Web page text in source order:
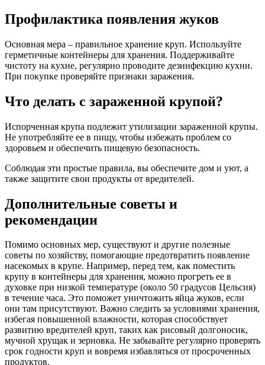
Профилактика появления жуков
Основная мера – правильное хранение круп. Используйте
герметичные контейнеры для хранения. Поддерживайте
чистоту на кухне, регулярно проводите дезинфекцию кухни.
При покупке проверяйте признаки заражения.
Что делать с зараженной крупой?
Испорченная крупа подлежит утилизации зараженной крупы.
Не употребляйте ее в пищу, чтобы избежать проблем со
здоровьем и обеспечить пищевую безопасность.
Соблюдая эти простые правила, вы обеспечите дом и уют, а
также защитите свои продукты от вредителей.
Дополнительные советы и
рекомендации
Помимо основных мер, существуют и другие полезные
советы по хозяйству, помогающие предотвратить появление
насекомых в крупе. Например, перед тем, как поместить
крупу в контейнеры для хранения, можно прогреть ее в
духовке при низкой температуре (около 50 градусов Цельсия)
в течение часа. Это поможет уничтожить яйца жуков, если
они там присутствуют. Важно следить за условиями хранения,
избегая повышенной влажности, которая способствует
развитию вредителей круп, таких как рисовый долгоносик,
мучной хрущак и зерновка. Не забывайте регулярно проверять
срок годности круп и вовремя избавляться от просроченных
продуктов.